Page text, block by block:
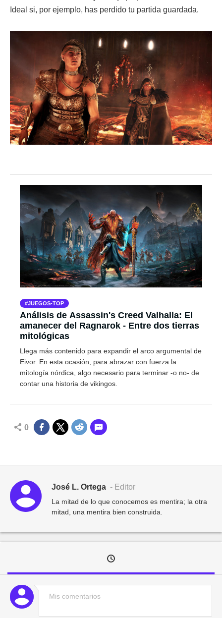
Ideal si, por ejemplo, has perdido tu partida guardada.
JUEGOS-TOP
Análisis de Assassin's Creed Valhalla: El
amanecer del Ragnarok - Entre dos tierras
mitológicas
Llega más contenido para expandir el arco argumental de
Eivor. En esta ocasión, para abrazar con fuerza la
mitología nórdica, algo necesario para terminar -o no- de
contar una historia de vikingos.
0
José L. Ortega - Editor
La mitad de lo que conocemos es mentira; la otra
mitad, una mentira bien construida.